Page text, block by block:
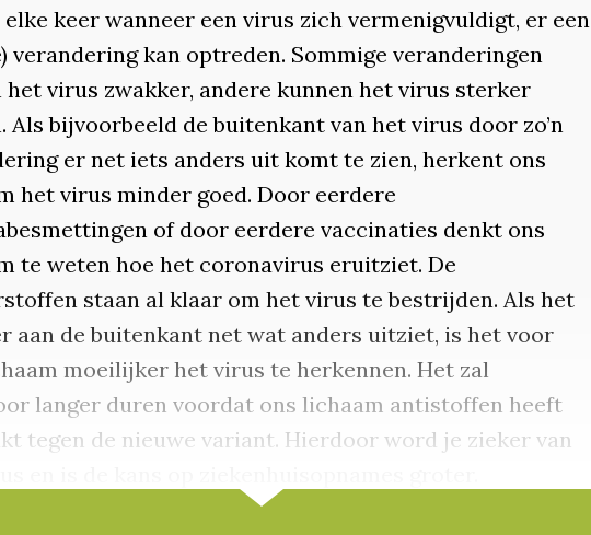
keer wanneer een virus zich vermenigvuldigt, er een
verandering kan optreden. Sommige veranderingen
het virus zwakker, andere kunnen het virus sterker
Als bijvoorbeeld de buitenkant van het virus door zo’n
er net iets anders uit komt te zien, herkent ons
het virus minder goed. Door eerdere
of door eerdere vaccinaties denkt ons
te weten hoe het coronavirus eruitziet. De
staan al klaar om het virus te bestrijden. Als het
aan de buitenkant net wat anders uitziet, is het voor
moeilijker het virus te herkennen. Het zal
langer duren voordat ons lichaam antistoffen heeft
tegen de nieuwe variant. Hierdoor word je zieker van
van uiterlijk is dus een slimme strategie van het